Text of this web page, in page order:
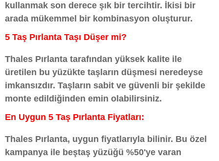
kullanmak son derece şık bir tercihtir. İkisi bir
arada mükemmel bir kombinasyon oluşturur.
5 Taş Pırlanta Taşı Düşer mi?
Thales Pırlanta tarafından yüksek kalite ile
üretilen bu yüzükte taşların düşmesi neredeyse
imkansızdır. Taşların sabit ve güvenli bir şekilde
monte edildiğinden emin olabilirsiniz.
En Uygun 5 Taş Pırlanta Fiyatları:
Thales Pırlanta, uygun fiyatlarıyla bilinir. Bu özel
kampanya ile beştaş yüzüğü %50'ye varan